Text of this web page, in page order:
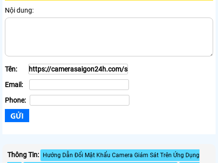
Nội dung:
Tên:
Email:
Phone:
Thông Tin:
Hướng Dẫn Đổi Mật Khẩu Camera Giám Sát Trên Ứng Dụng